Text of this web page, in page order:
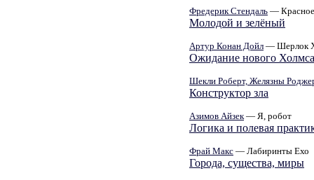
Фредерик Стендаль —
Молодой и зелёный
Артур Конан Дойл — Шерлок
Ожидание нового Холмса
Шекли Роберт, Желязны
Конструктор зла
Азимов Айзек— Я, робот
Логика и полевая
Фрай Макс — Лабиринты Ехо
Города, существа, миры